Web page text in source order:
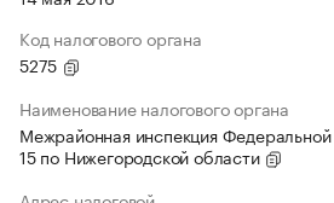
Код налогового органа
5275
Наименование налогового органа
Межрайонная инспекция
15 по Нижегородской области